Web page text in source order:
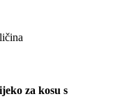
za kosu s